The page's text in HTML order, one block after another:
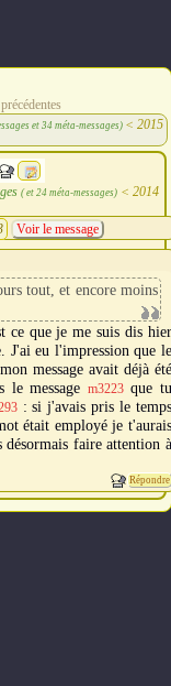
et 34 méta-messages) < 2015
( et 24 méta-messages)< 2014
Voir le message
tout, et encore moins
ce que je me suis dis hier
J'ai eu l'impression que le
message avait déjà été
le message m3223que tu
: si j'avais pris le temps
était employé je t'aurais
désormais faire attention à
Répondre